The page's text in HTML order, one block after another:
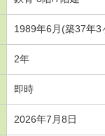
1989年6月(築37年3
2年
即時
2026年7月8日